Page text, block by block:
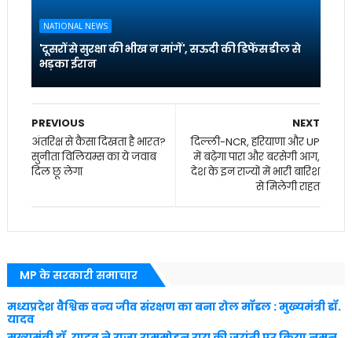
NATIONAL NEWS
'दूसरों से सुरक्षा की भीख न मांगें', सऊदी की डिफेंस डील से
भड़का ईरान
NEXT
दिल्ली-NCR, हरियाणा और UP
में बढ़ेगा पारा और बरसेगी आग,
देश के इन राज्यों में भारी बारिश
से मिलेगी राहत
PREVIOUS
अंतरिक्ष से कैसा दिखता है भारत?
सुनीता विलियम्स का ये जवाब
दिल छू लेगा
MP के सरकारी समाचार
मध्यप्रदेश वैश्विक वन्य जीव संरक्षण का बना रोल मॉडल : मुख्यमंत्री डॉ.
यादव